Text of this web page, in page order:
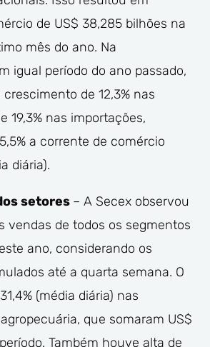
de US$ 38,285 bilhões na
mês do ano. Na
igual período do ano passado,
de 12,3% nas
19,3% nas importações,
a corrente de comércio
diária).
setores – A Secex observou
vendas de todos os segmentos
ano, considerando os
até a quarta semana. O
(média diária) nas
que somaram US$
Também houve alta de